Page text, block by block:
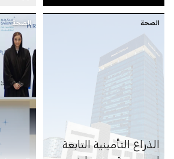
الصحة
الذراع التأمينية التابعة
الصحة